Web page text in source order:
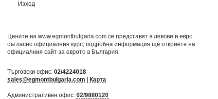
Изход
Цените на www.egmontbulgaria.com се представят в левове и евро
съгласно официалния курс; подробна информация ще откриете на
официалния сайт за еврото в България
Търговски офис: 02/4224018
sales@egmontbulgaria.com
Карта
Административен офис: 02/9880120